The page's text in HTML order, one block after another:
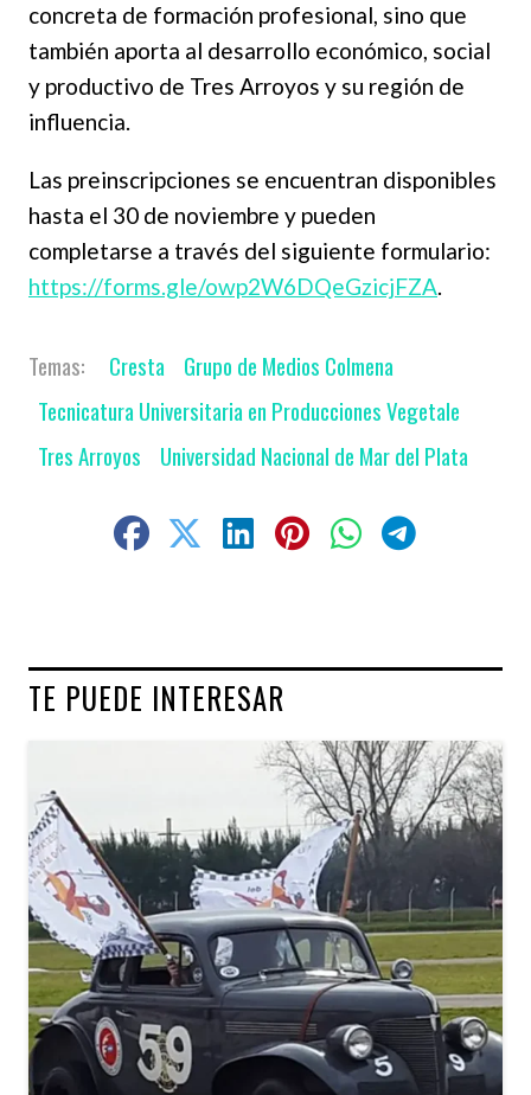
concreta de formación profesional, sino que
también aporta al desarrollo económico, social
y productivo de Tres Arroyos y su región de
influencia.
Las preinscripciones se encuentran disponibles
hasta el 30 de noviembre y pueden
completarse a través del siguiente formulario:
https://forms.gle/owp2W6DQeGzicjFZA.
Cresta
Grupo de Medios Colmena
Tecnicatura Universitaria en Producciones Vegetale
Tres Arroyos
Universidad Nacional de Mar del Plata
TE PUEDE INTERESAR